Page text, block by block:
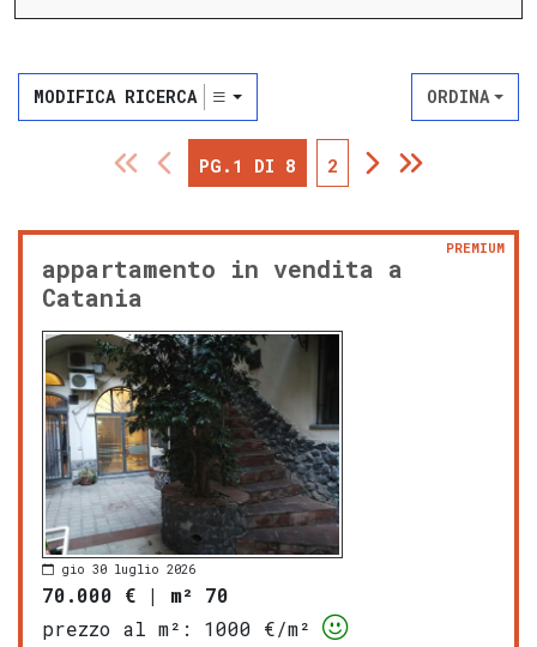
MODIFICA RICERCA ORDINA
PG.1 DI 8 2
appartamento in vendita a
Catania
PREMIUM
gio 30 luglio 2026
70.000 € | m² 70
prezzo al m²:
1000 €/m²